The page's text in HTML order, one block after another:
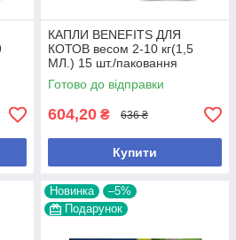
КАПЛИ BENEFITS ДЛЯ
КОТОВ весом 2-10 кг(1,5
МЛ.) 15 шт./паковання
Готово до відправки
604,20 ₴ 636 ₴
Купити
Новинка
–5%
Подарунок